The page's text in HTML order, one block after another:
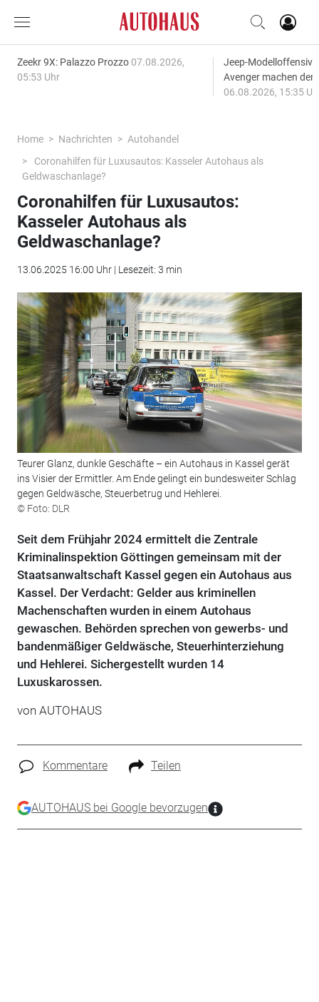
Zeekr 9X: Palazzo Prozzo 07.08.2026,
05:53 Uhr
Jeep-
Avenger machen
06.08.2026, 15:35
Home Nachrichten
Autohandel
Coronahilfen für Luxusautos: Kasseler Autohaus als
Geldwaschanlage?
Coronahilfen für Luxusautos:
Kasseler Autohaus als
Geldwaschanlage?
13.06.2025 16:00 Uhr | Lesezeit: 3 min
Teurer Glanz, dunkle Geschäfte – ein Autohaus in Kassel gerät
ins Visier der Ermittler. Am Ende gelingt ein bundesweiter Schlag
gegen Geldwäsche, Steuerbetrug und Hehlerei.
© Foto: DLR
Seit dem Frühjahr 2024 ermittelt die Zentrale
Kriminalinspektion Göttingen gemeinsam mit der
Staatsanwaltschaft Kassel gegen ein Autohaus aus
Kassel. Der Verdacht: Gelder aus kriminellen
Machenschaften wurden in einem Autohaus
gewaschen. Behörden sprechen von gewerbs- und
bandenmäßiger Geldwäsche, Steuerhinterziehung
und Hehlerei. Sichergestellt wurden 14
Luxuskarossen.
von AUTOHAUS
Kommentare Teilen
AUTOHAUS bei Google bevorzugen